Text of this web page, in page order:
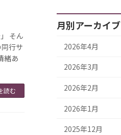
そん
行サ
緒あ
読む
月別アーカイブ
2026年4月
2026年3月
2026年2月
2026年1月
2025年12月